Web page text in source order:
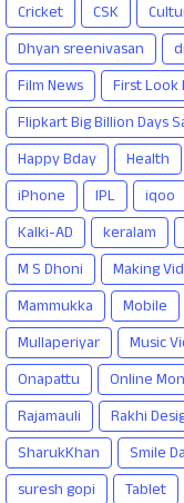
Cricket
CSK
Dhyan sreenivasan
Film News
First Look
Flipkart Big Billion Days
Happy Bday
Health
iPhone
IPL iqoo
Kalki-AD
keralam
M S Dhoni
Making
Mammukka
Mobile
Mullaperiyar
Music
Onapattu
Online
Rajamauli
Rakhi
SharukKhan
Smile
suresh gopi
Tablet